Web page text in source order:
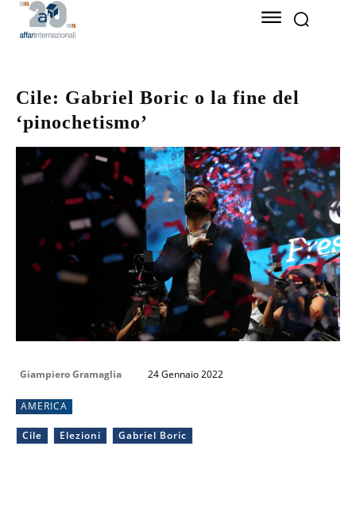
Cile: Gabriel Boric o la fine del
‘pinochetismo’
Giampiero Gramaglia 24 Gennaio 2022
AMERICA
Cile Elezioni Gabriel Boric